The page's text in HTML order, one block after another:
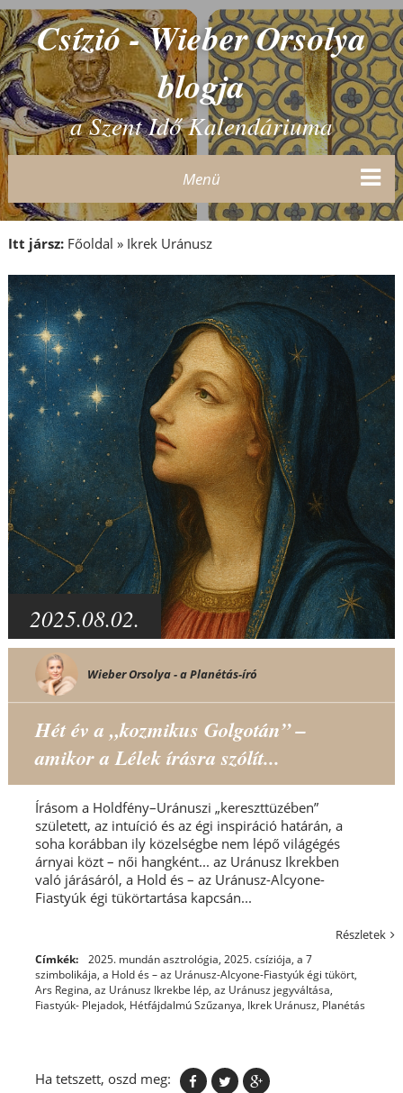
Csízió - Wieber Orsolya
blogja
a Szent Idő Kalendáriuma
Menü
Itt jársz: Főoldal » Ikrek Uránusz
2025.08.02.
Wieber Orsolya - a Planétás-író
Hét év a „kozmikus Golgotán” –
amikor a Lélek írásra szólít...
Írásom a Holdfény–Uránuszi „kereszttüzében”
született, az intuíció és az égi inspiráció határán, a
soha korábban ily közelségbe nem lépő világégés
árnyai közt – női hangként... az Uránusz Ikrekben
való járásáról, a Hold és – az Uránusz-Alcyone-
Fiastyúk égi tükörtartása kapcsán...
Részletek
Címkék: 2025. mundán asztrológia, 2025. csíziója, a 7
szimbolikája, a Hold és – az Uránusz-Alcyone-Fiastyúk égi tükört,
Ars Regina, az Uránusz Ikrekbe lép, az Uránusz jegyváltása,
Fiastyúk- Plejadok, Hétfájdalmú Szűzanya, Ikrek Uránusz, Planétás
Ha tetszett, oszd meg: